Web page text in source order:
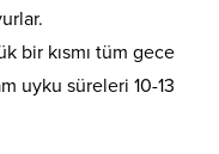
bir kısmı tüm gece
uyku süreleri 10-13